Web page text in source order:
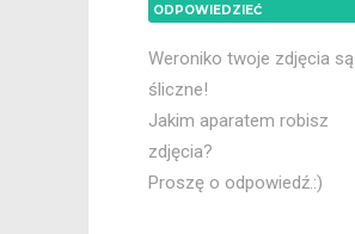
ODPOWIEDZIEĆ
Weroniko twoje zdjęcia są
śliczne!
Jakim aparatem robisz
zdjęcia?
Proszę o odpowiedź.:)